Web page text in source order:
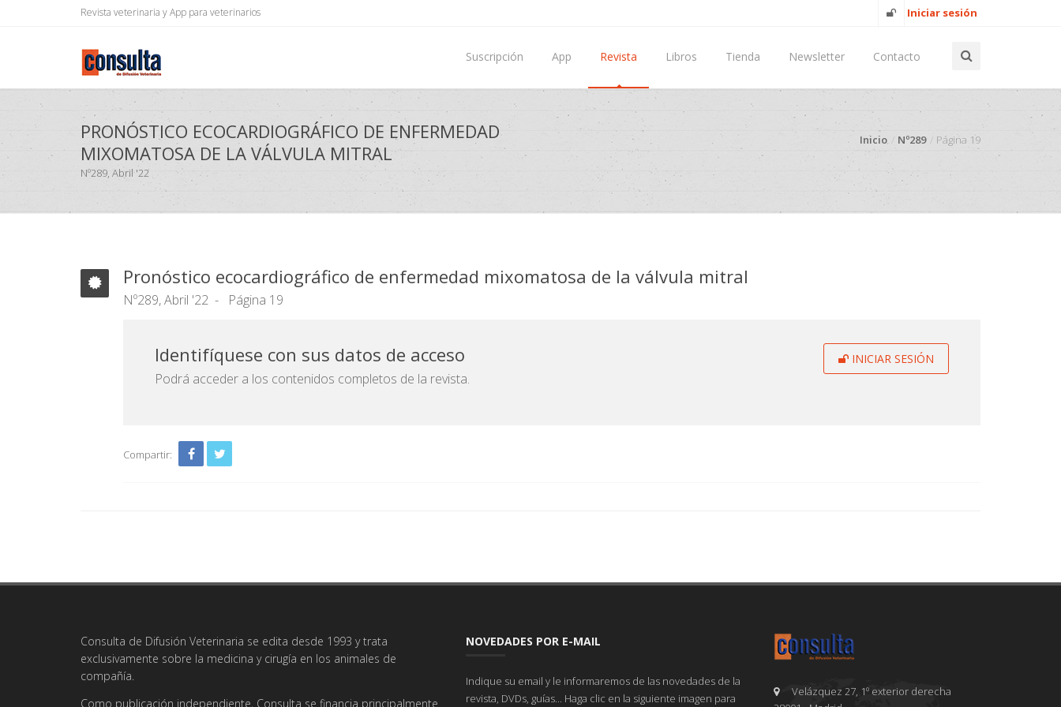
Revista veterinaria y App para veterinarios Iniciar sesión
Suscripción App Revista Libros Tienda Newsletter Contacto
PRONÓSTICO ECOCARDIOGRÁFICO DE ENFERMEDAD
MIXOMATOSA DE LA VÁLVULA MITRAL
Nº289, Abril '22
Inicio Nº289 Página 19
Pronóstico ecocardiográfico de enfermedad mixomatosa de la válvula mitral
Nº289, Abril '22 Página 19
INICIAR SESIÓN
Identifíquese con sus datos de acceso
Podrá acceder a los contenidos completos de la revista.
Compartir:
Consulta de Difusión Veterinaria se edita desde 1993 y trata
exclusivamente sobre la medicina y cirugía en los animales de
compañía.
Como publicación independiente, Consulta se financia principalmente
NOVEDADES POR E-MAIL
Indique su email y le informaremos de las novedades de la
revista, DVDs, guías... Haga clic en la siguiente imagen para
Velázquez 27, 1º exterior derecha